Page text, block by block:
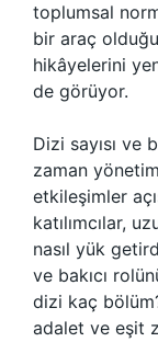
toplumsal
bir araç
hikâyelerini
de görüyor.
Dizi sayısı ve
zaman
etkileşimler
katılımcılar,
nasıl yük
ve bakıcı
dizi kaç
adalet ve eşit